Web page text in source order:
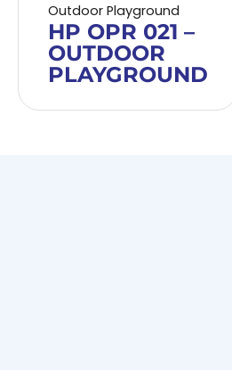
Outdoor Playground
HP OPR 021 –
OUTDOOR
PLAYGROUND